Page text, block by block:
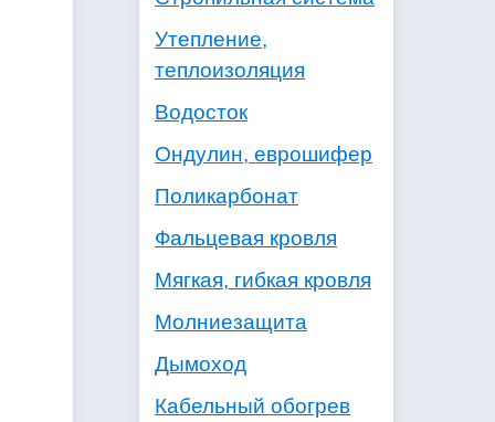
Утепление,
теплоизоляция
Водосток
Ондулин, еврошифер
Поликарбонат
Фальцевая кровля
Мягкая, гибкая кровля
Молниезащита
Дымоход
Кабельный обогрев